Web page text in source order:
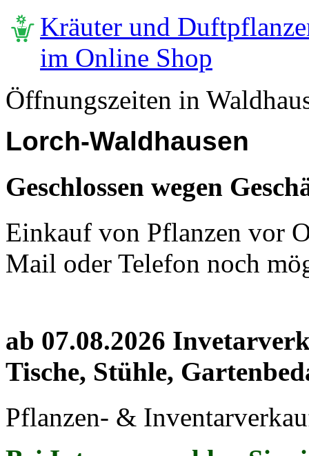
Kräuter und
im Online Shop
Öffnungszeiten in
Lorch-Waldhausen
Geschlossen wegen
Einkauf von Pflanzen vor
Mail oder Telefon noch
ab 07.08.2026
Tische, Stühle,
Pflanzen- &